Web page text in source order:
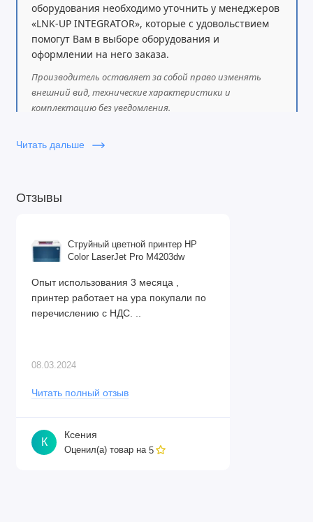
оборудования необходимо уточнить у менеджеров
«LNK-UP INTEGRATOR», которые с удовольствием
помогут Вам в выборе оборудования и
оформлении на него заказа.
Производитель оставляет за собой право изменять
внешний вид, технические характеристики и
комплектацию без уведомления.
Читать дальше
Отзывы
Струйный цветной принтер HP
Color LaserJet Pro M4203dw
Опыт использования 3 месяца ,
принтер работает на ура покупали по
перечислению с НДС. ..
08.03.2024
Читать полный отзыв
К
Ксения
Оценил(а) товар на 5